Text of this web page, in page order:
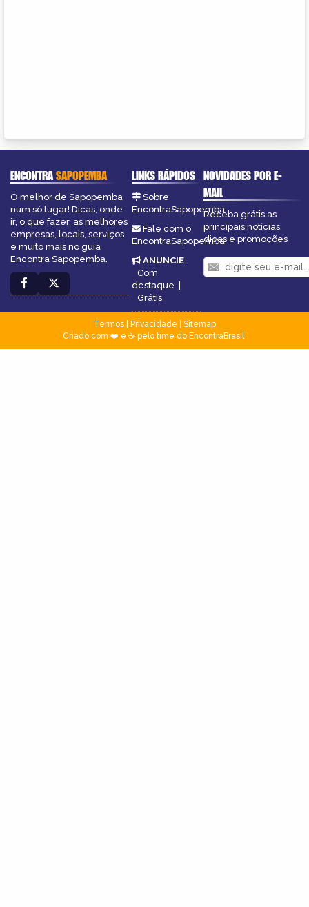
ENCONTRASAPOPEMBA
O melhor de Sapopemba
num só lugar! Dicas, onde
ir, o que fazer, as melhores
empresas, locais, serviços
e muito mais no guia
Encontra Sapopemba.
LINKS RÁPIDOS
Sobre
EncontraSapopemba
Fale com o
EncontraSapopemba
ANUNCIE:
Com
destaque |
Grátis
NOVIDADES POR E-
MAIL
Receba grátis as
principais notícias,
dicas e promoções
Termos| Privacidade
Sitemap
Criado com ❤️ e ☕ pelo time do EncontraBrasil